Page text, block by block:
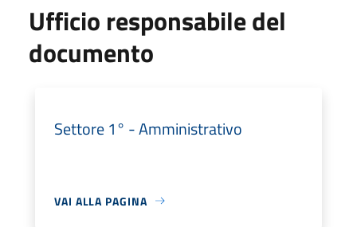
Ufficio responsabile del
documento
Settore 1° - Amministrativo
VAI ALLA PAGINA